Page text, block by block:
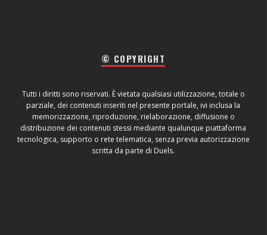
© COPYRIGHT
Tutti i diritti sono riservati. È vietata qualsiasi utilizzazione, totale o
parziale, dei contenuti inseriti nel presente portale, ivi inclusa la
memorizzazione, riproduzione, rielaborazione, diffusione o
distribuzione dei contenuti stessi mediante qualunque piattaforma
tecnologica, supporto o rete telematica, senza previa autorizzazione
scritta da parte di Duels.